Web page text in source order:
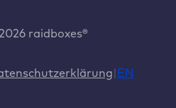
raidboxes®
EN